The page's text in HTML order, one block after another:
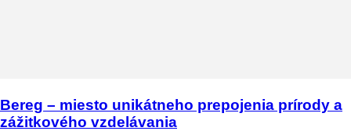
Bereg – miesto unikátneho prepojenia prírody a
zážitkového vzdelávania